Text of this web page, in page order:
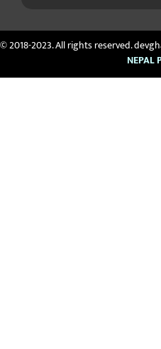
© 2018-2023. All rights reserved.
NEPAL